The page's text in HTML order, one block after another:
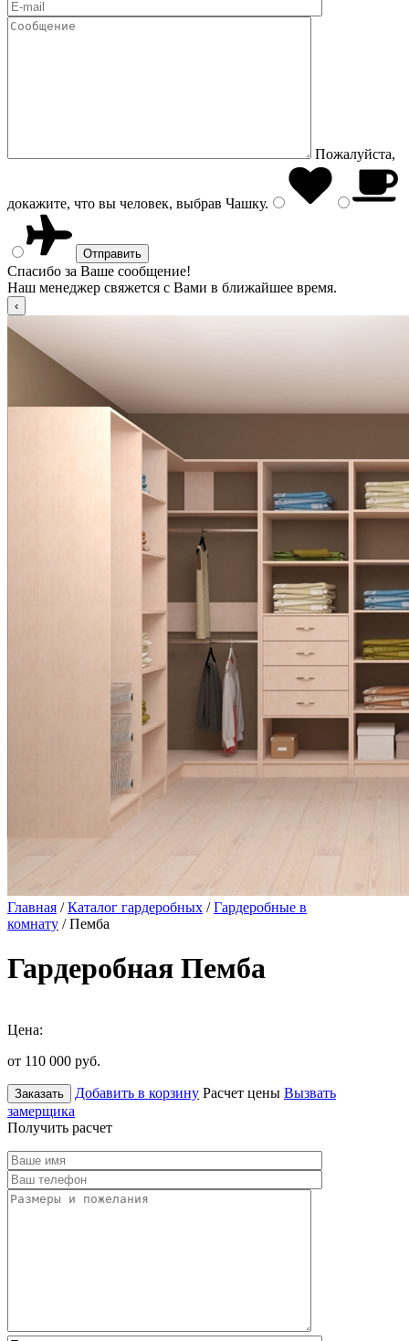
Пожалуйста,
докажите, что вы человек, выбрав Чашку.
Спасибо за Ваше сообщение!
Наш менеджер свяжется с Вами в ближайшее время.
Главная /Каталог гардеробных /Гардеробные в
комнату / Пемба
Гардеробная Пемба
Цена:
от 110 000 руб.
Заказать Добавить в корзину Расчет цены Вызвать
замерщика
Получить расчет